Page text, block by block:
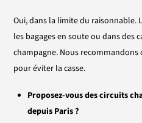
Oui, dans la limite du raisonnable.
les bagages en soute ou dans des
champagne. Nous
pour éviter la casse.
Proposez-vous des circuits
depuis Paris ?